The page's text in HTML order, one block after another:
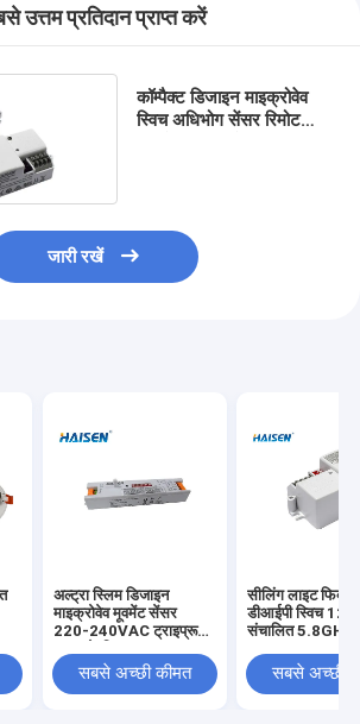
उत्तम प्रतिदान प्राप्त करें
कॉम्पैक्ट डिजाइन माइक्रोवेव
स्विच अधिभोग सेंसर रिमोट
जारी रखें
अल्ट्रा स्लिम डिजाइन
माइक्रोवेव मूवमेंट सेंसर
220-240VAC ट्राइप्रूफ
सबसे अच्छी कीमत
सीलिंग लाइट
डीआईपी स्विच
संचालित 5.8GHz
सबसे अच्छी